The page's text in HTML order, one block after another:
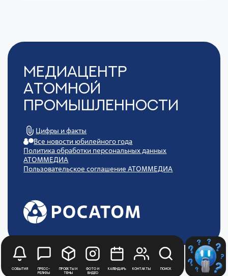
События
Пресс-
релизы
Проекты и
темы
Фото и
видео
Календарь Контакты Поиск
Медиацентр
Атомной
Промышленности
Цифры и факты
Все новости юбилейного года
Политика обработки персональных данных
АТОММЕДИА
Пользовательское соглашение АТОММЕДИА